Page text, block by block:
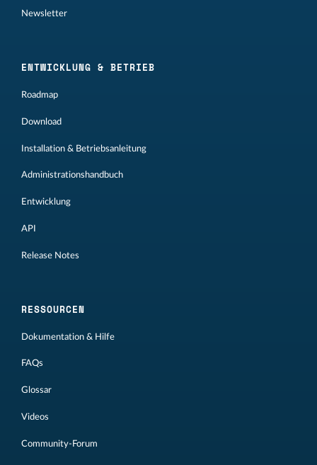
Newsletter
ENTWICKLUNG & BETRIEB
Roadmap
Download
Installation & Betriebsanleitung
Administrationshandbuch
Entwicklung
API
Release Notes
RESSOURCEN
Dokumentation & Hilfe
FAQs
Glossar
Videos
Community-Forum